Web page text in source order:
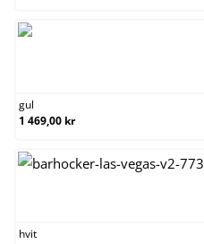
gul
1 469,00 kr
hvit